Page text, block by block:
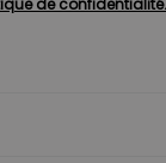
de confidentialité.